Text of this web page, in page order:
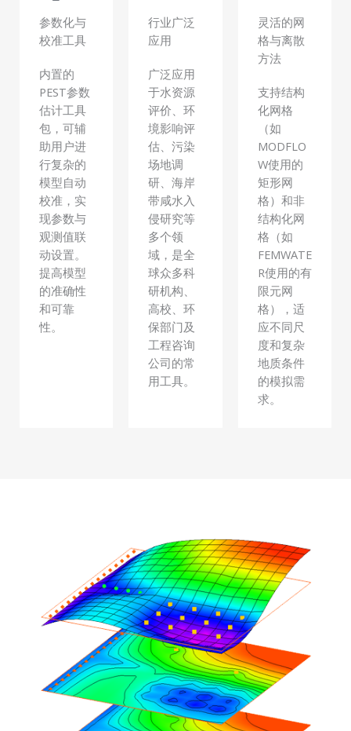
参数化与
校准工具
内置的
PEST参数
估计工具
包，可辅
助用户进
行复杂的
模型自动
校准，实
现参数与
观测值联
动设置。
提高模型
的准确性
和可靠
性。
行业广泛
应用
广泛应用
于水资源
评价、环
境影响评
估、污染
场地调
研、海岸
带咸水入
侵研究等
多个领
域，是全
球众多科
研机构、
高校、环
保部门及
工程咨询
公司的常
用工具。
灵活的网
格与离散
方法
支持结构
化网格
（如
MODFLO
W使用的
矩形网
格）和非
结构化网
格（如
FEMWATE
R使用的有
限元网
格），适
应不同尺
度和复杂
地质条件
的模拟需
求。